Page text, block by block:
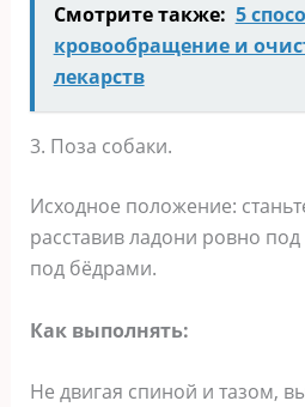
Смотрите также: 5
кровообращение и
лекарств
3. Поза собаки.
Исходное положение:
расставив ладони ровно
под бёдрами.
Как выполнять:
Не двигая спиной и тазом,